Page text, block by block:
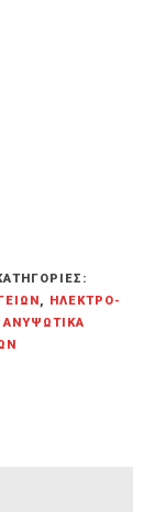
,
ΗΛΕΚΤΡΟ-
ΑΝΥΨΩΤΙΚΆ